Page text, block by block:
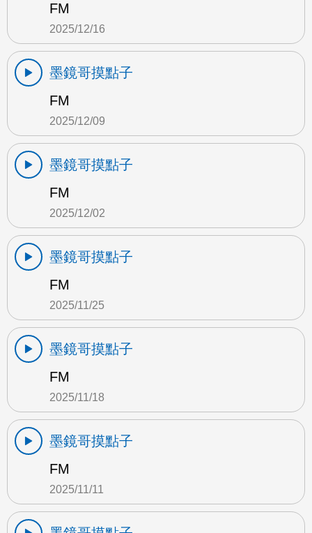
FM
2025/12/16
墨鏡哥摸點子
FM
2025/12/09
墨鏡哥摸點子
FM
2025/12/02
墨鏡哥摸點子
FM
2025/11/25
墨鏡哥摸點子
FM
2025/11/18
墨鏡哥摸點子
FM
2025/11/11